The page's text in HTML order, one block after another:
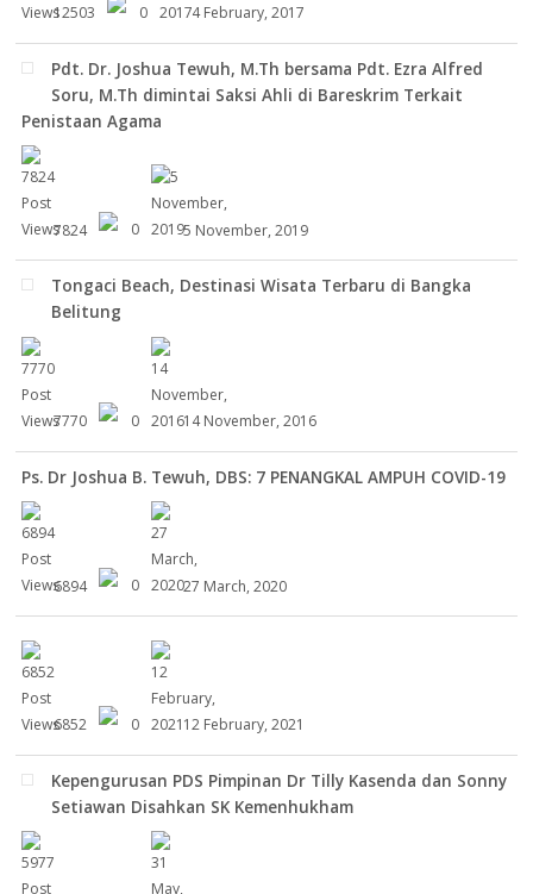
12503 0 4 February, 2017
Pdt. Dr. Joshua Tewuh, M.Th bersama Pdt. Ezra Alfred
Soru, M.Th dimintai Saksi Ahli di Bareskrim Terkait
Penistaan Agama
7824 0 5 November, 2019
Tongaci Beach, Destinasi Wisata Terbaru di Bangka
Belitung
7770 0 14 November, 2016
Ps. Dr Joshua B. Tewuh, DBS: 7 PENANGKAL AMPUH COVID-19
6894 0 27 March, 2020
6852 0 12 February, 2021
Kepengurusan PDS Pimpinan Dr Tilly Kasenda dan Sonny
Setiawan Disahkan SK Kemenhukham